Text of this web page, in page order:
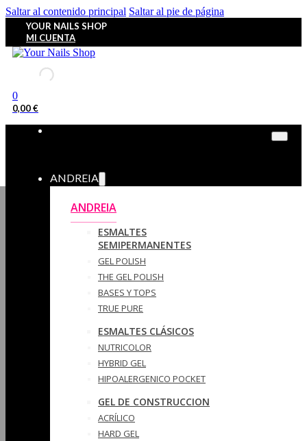
Saltar al contenido principal Saltar al pie de página
YOUR NAILS SHOP
MI CUENTA
0
0,00€
ANDREIA
ANDREIA
ESMALTES
SEMIPERMANENTES
GEL POLISH
THE GEL POLISH
BASES Y‎ TOPS
TRUE PURE
ESMALTES CLÁSICOS
NUTRICOLOR
HYBRID GEL
HIPOALERGENICO POCKET
GEL DE CONSTRUCCION
ACRÍLICO
HARD GEL